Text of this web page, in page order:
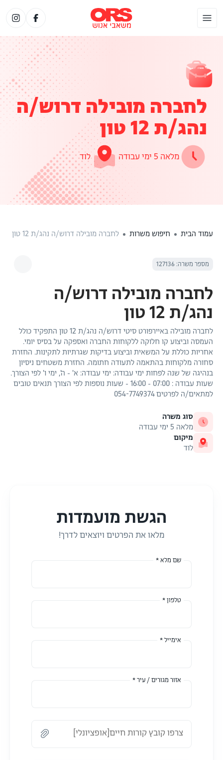
לחברה מובילה דרוש/ה
נהג/ת 12 טון
מלאה 5 ימי עבודה לוד
עמוד הבית חיפוש משרות לחברה מובילה דרוש/ה נהג/ת 12 טון
מספר משרה: 127136
לחברה מובילה דרוש/ה
נהג/ת 12 טון
לחברה מובילה באיירפורט סיטי דרוש/ה נהג/ת 12 טון התפקיד כולל
העמסה וביצוע קו חלוקה ללקוחות החברה ואספקה על בסיס יומי.
אחריות כוללת על המשאית וביצוע בדיקות שגרתיות לתקינות. החזרת
סחורה מלקוחות בהתאמה לתעודה חתומה. החזרת משטחים ניסיון
בנהיגה של שנה לפחות ימי עבודה: ימי עבודה: א' - ה', ימי ו' לפי הצורך.
שעות עבודה : 07:00 - 16:00 - שעות נוספות לפי הצורך תנאים טובים
למתאים/ה לפרטים 054-7749374
סוג משרה
מלאה 5 ימי עבודה
מיקום
לוד
הגשת מועמדות
מלאו את הפרטים ויוצאים לדרך!
שם מלא *
טלפון *
אימייל *
אזור מגורים / עיר *
צרפו קובץ קורות חיים[אופציונלי]